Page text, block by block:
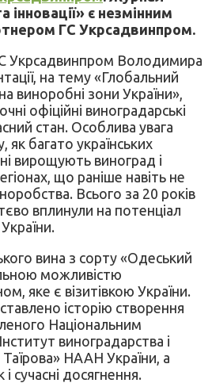
інновації» є незмінним
ГС Укрсадвинпром.
Укрсадвинпром Володимира
на тему «Глобальний
виноробні зони України»,
офіційні виноградарські
стан. Особлива увага
багато українських
вирощують виноград і
що раніше навіть не
Всього за 20 років
вплинули на потенціал
вина з сорту «Одеський
можливістю
яке є візитівкою України.
історію створення
Національним
виноградарства і
НААН України, а
сучасні досягнення.